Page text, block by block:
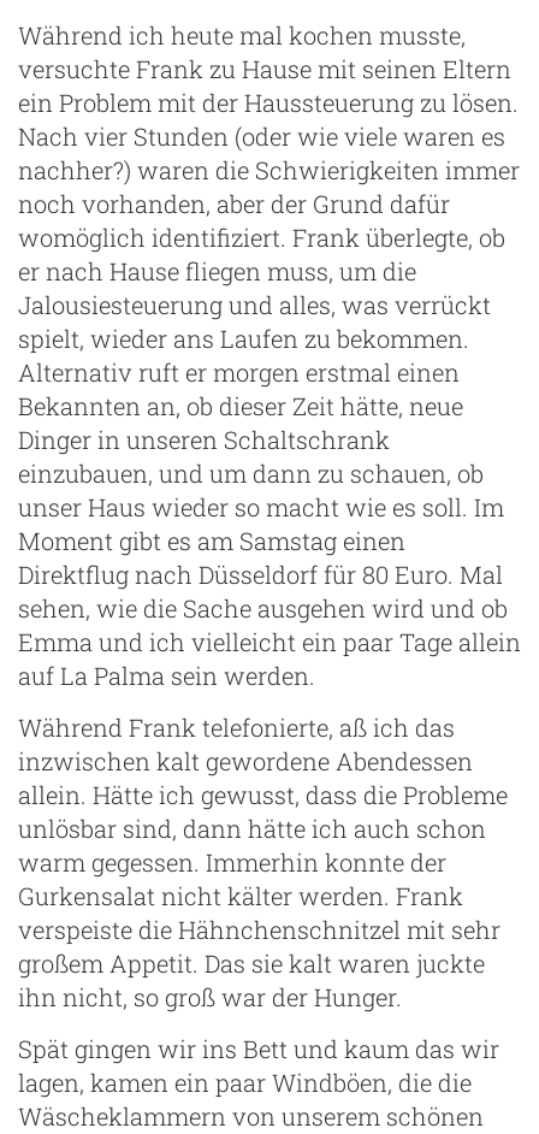
Während ich heute mal kochen musste,
versuchte Frank zu Hause mit seinen Eltern
ein Problem mit der Haussteuerung zu lösen.
Nach vier Stunden (oder wie viele waren es
nachher?) waren die Schwierigkeiten immer
noch vorhanden, aber der Grund dafür
womöglich identifiziert. Frank überlegte, ob
er nach Hause fliegen muss, um die
Jalousiesteuerung und alles, was verrückt
spielt, wieder ans Laufen zu bekommen.
Alternativ ruft er morgen erstmal einen
Bekannten an, ob dieser Zeit hätte, neue
Dinger in unseren Schaltschrank
einzubauen, und um dann zu schauen, ob
unser Haus wieder so macht wie es soll. Im
Moment gibt es am Samstag einen
Direktflug nach Düsseldorf für 80 Euro. Mal
sehen, wie die Sache ausgehen wird und ob
Emma und ich vielleicht ein paar Tage allein
auf La Palma sein werden.
Während Frank telefonierte, aß ich das
inzwischen kalt gewordene Abendessen
allein. Hätte ich gewusst, dass die Probleme
unlösbar sind, dann hätte ich auch schon
warm gegessen. Immerhin konnte der
Gurkensalat nicht kälter werden. Frank
verspeiste die Hähnchenschnitzel mit sehr
großem Appetit. Das sie kalt waren juckte
ihn nicht, so groß war der Hunger.
Spät gingen wir ins Bett und kaum das wir
lagen, kamen ein paar Windböen, die die
Wäscheklammern von unserem schönen